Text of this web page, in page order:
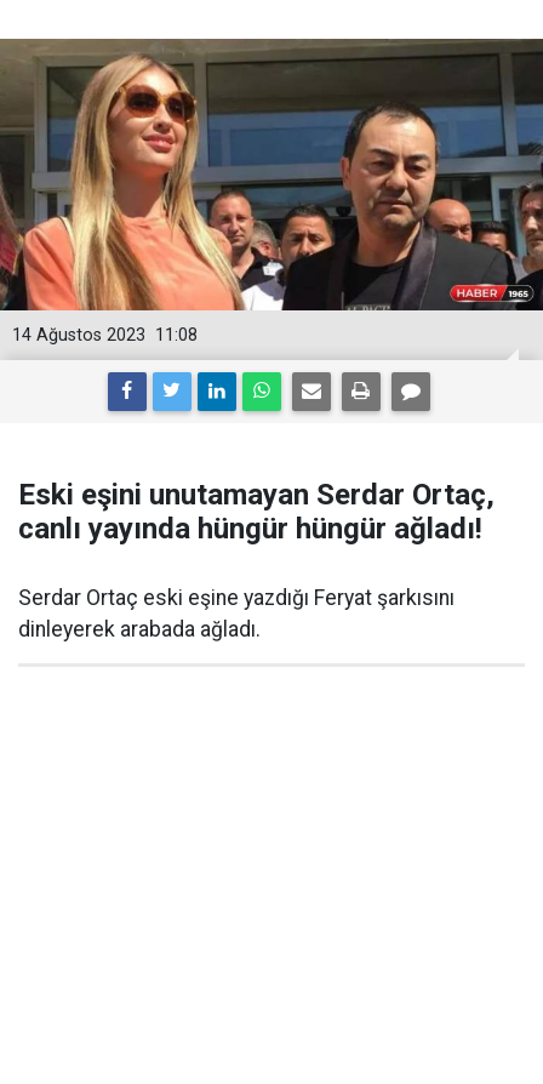
11:08
14 Ağustos 2023
Eski eşini unutamayan Serdar Ortaç,
canlı yayında hüngür hüngür ağladı!
Serdar Ortaç eski eşine yazdığı Feryat şarkısını
dinleyerek arabada ağladı.